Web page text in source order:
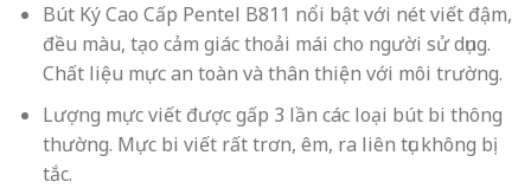
Bút Ký Cao Cấp Pentel B811 nổi bật với nét viết đậm,
đều màu, tạo cảm giác thoải mái cho người sử dụng.
Chất liệu mực an toàn và thân thiện với môi trường.
Lượng mực viết được gấp 3 lần các loại bút bi thông
thường. Mực bi viết rất trơn, êm, ra liên tục không bị
tắc.